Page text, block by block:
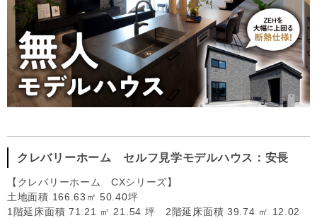
クレバリーホーム セルフ見学モデルハウス：安長
【クレバリーホーム CXシリーズ】
土地面積 166.63㎡ 50.40坪
1階延床面積 71.21 ㎡ 21.54 坪 2階延床面積 39.74 ㎡ 12.02